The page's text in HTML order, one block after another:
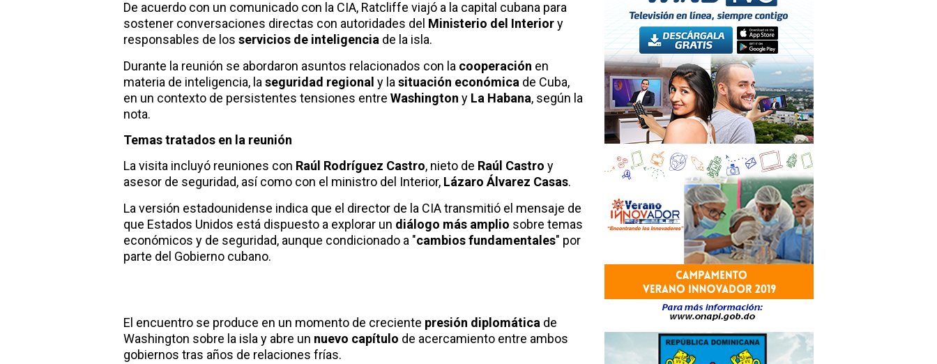
De acuerdo con un comunicado con la CIA, Ratcliffe viajó a la capital cubana para
sostener conversaciones directas con autoridades del Ministerio del Interiory
responsables de los servicios de inteligencia de la isla.
Durante la reunión se abordaron asuntos relacionados con la cooperación en
materia de inteligencia, la seguridad regional y la situación económica de Cuba,
en un contexto de persistentes tensiones entre Washington y La Habana, según la
nota.
Temas tratados en la reunión
La visita incluyó reuniones con Raúl Rodríguez Castro, nieto de Raúl Castro y
asesor de seguridad, así como con el ministro del Interior, Lázaro Álvarez Casas.
La versión estadounidense indica que el director de la CIA transmitió el mensaje de
que Estados Unidos está dispuesto a explorar un diálogo más amplio sobre temas
económicos y de seguridad, aunque condicionado a "cambios fundamentales" por
parte del Gobierno cubano.
El encuentro se produce en un momento de creciente presión diplomática de
Washington sobre la isla y abre un nuevo capítulo de acercamiento entre ambos
gobiernos tras años de relaciones frías.